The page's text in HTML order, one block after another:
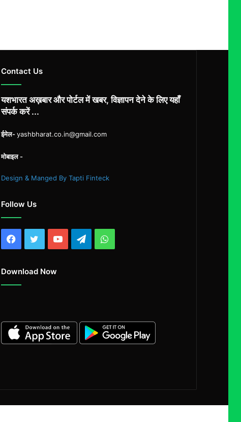
Contact Us
यशभारत अख़बार और पोर्टल में खबर, विज्ञापन देने के लिए यहाँ
संपर्क करें ...
ईमेल-yashbharat.co.in@gmail.com
मोबाइल -
Design & Manged By Tapti Finteck
Follow Us
Facebook
TwitterYouTubeTelegramWhatsApp
Download Now